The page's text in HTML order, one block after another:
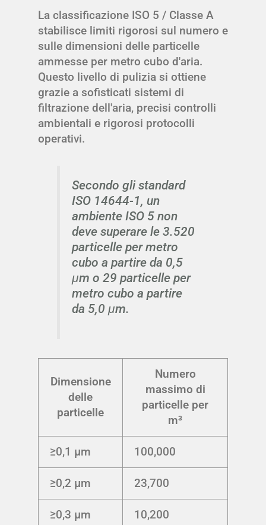
La classificazione ISO 5 / Classe A
stabilisce limiti rigorosi sul numero e
sulle dimensioni delle particelle
ammesse per metro cubo d'aria.
Questo livello di pulizia si ottiene
grazie a sofisticati sistemi di
filtrazione dell'aria, precisi controlli
ambientali e rigorosi protocolli
operativi.
Secondo gli standard
ISO 14644-1, un
ambiente ISO 5 non
deve superare le 3.520
particelle per metro
cubo a partire da 0,5
μm o 29 particelle per
metro cubo a partire
da 5,0 μm.
Dimensione
delle
particelle
Numero
massimo di
particelle per
m³
≥0,1 μm 100,000
≥0,2 μm 23,700
≥0,3 μm 10,200